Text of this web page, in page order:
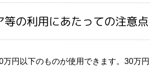
の利用にあたっての注意点
円以下のものが使用できます。30万